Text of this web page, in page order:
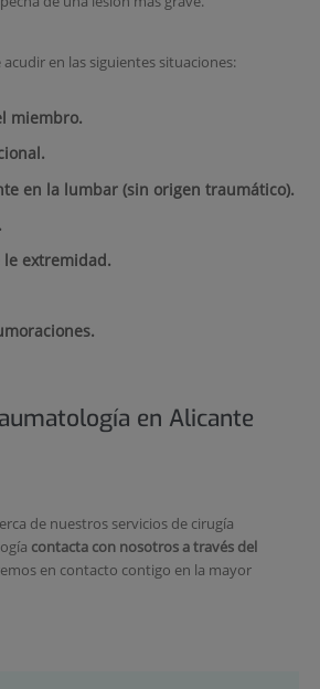
en las siguientes situaciones:
miembro.
en la lumbar (sin origen traumático).
extremidad.
en Alicante
de nuestros servicios de cirugía
contacta con nosotros a través del
en contacto contigo en la mayor